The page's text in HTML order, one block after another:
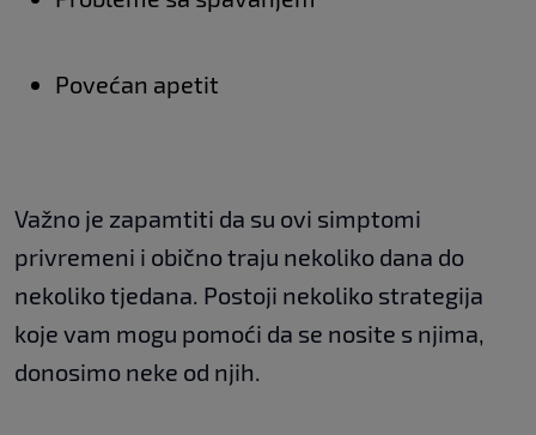
Povećan apetit
Važno je zapamtiti da su ovi simptomi
privremeni i obično traju nekoliko dana do
nekoliko tjedana. Postoji nekoliko strategija
koje vam mogu pomoći da se nosite s njima,
donosimo neke od njih.